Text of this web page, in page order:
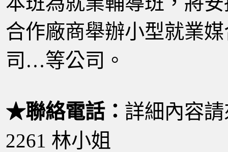
合作廠商舉辦小型就業
司…等公司。
★聯絡電話： 詳細內容
2261 林小姐